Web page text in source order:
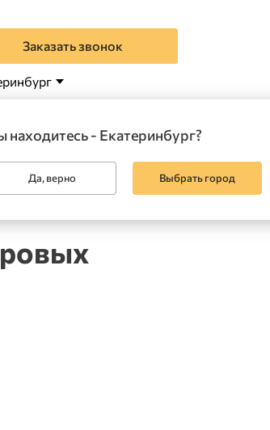
Заказать звонок
находитесь - Екатеринбург?
Да, верно Выбрать город